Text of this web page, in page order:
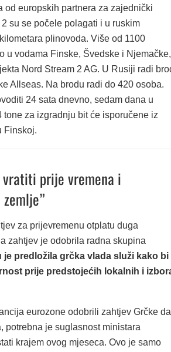
od europskih partnera za zajednički
su se počele polagati i u ruskim
plinovoda. Više od 1100
u vodama Finske, Švedske i Njemačke,
Nord Stream 2 AG. U Rusiji radi
Allseas. Na brodu radi do 420 osoba.
24 sata dnevno, sedam dana u
za izgradnju bit će isporučene iz
Finskoj.
vratiti prije vremena i
za prijevremenu otplatu duga
zahtjev je odobrila radna skupina
je predložila grčka vlada služi kako bi
prije predstojećih lokalnih i
eurozone odobrili zahtjev Grčke da
potrebna je suglasnost ministara
krajem ovog mjeseca. Ovo je samo